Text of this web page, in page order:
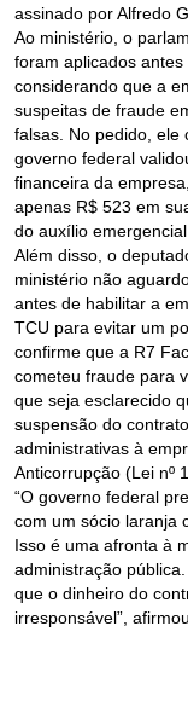
assinado por Alfredo
Ao ministério, o
foram aplicados antes
considerando que a
suspeitas de fraude
falsas. No pedido, ele
governo federal
financeira da
apenas R$ 523 em
do auxílio emergencial.
Além disso, o
ministério não
antes de habilitar a
TCU para evitar um
confirme que a R7
cometeu fraude para
que seja esclarecido
suspensão do
administrativas à
Anticorrupção (Lei nº
“O governo federal
com um sócio laranja
Isso é uma afronta à
administração
que o dinheiro do
irresponsável”,